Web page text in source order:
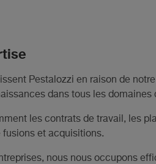
Pestalozzi en raison de
dans tous les
les contrats de travail, les
fusions et acquisitions.
nous nous occupons